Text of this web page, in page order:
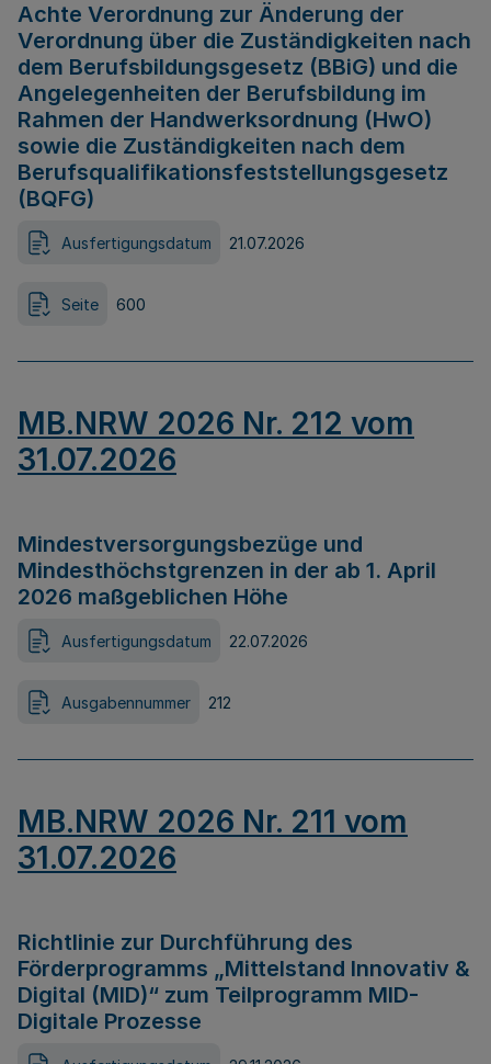
Achte Verordnung zur Änderung der
Verordnung über die Zuständigkeiten nach
dem Berufsbildungsgesetz (BBiG) und die
Angelegenheiten der Berufsbildung im
Rahmen der Handwerksordnung (HwO)
sowie die Zuständigkeiten nach dem
Berufsqualifikationsfeststellungsgesetz
(BQFG)
Ausfertigungsdatum 21.07.2026
Seite 600
MB.NRW 2026 Nr. 212 vom
31.07.2026
Mindestversorgungsbezüge und
Mindesthöchstgrenzen in der ab 1. April
2026 maßgeblichen Höhe
Ausfertigungsdatum 22.07.2026
Ausgabennummer 212
MB.NRW 2026 Nr. 211 vom
31.07.2026
Richtlinie zur Durchführung des
Förderprogramms „Mittelstand Innovativ &
Digital (MID)“ zum Teilprogramm MID-
Digitale Prozesse